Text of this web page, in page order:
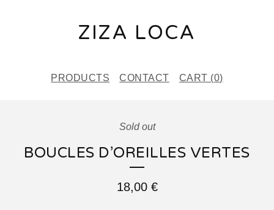
ZIZA LOCA
PRODUCTS CONTACT CART (0)
Sold out
BOUCLES D’OREILLES VERTES
18,00 €